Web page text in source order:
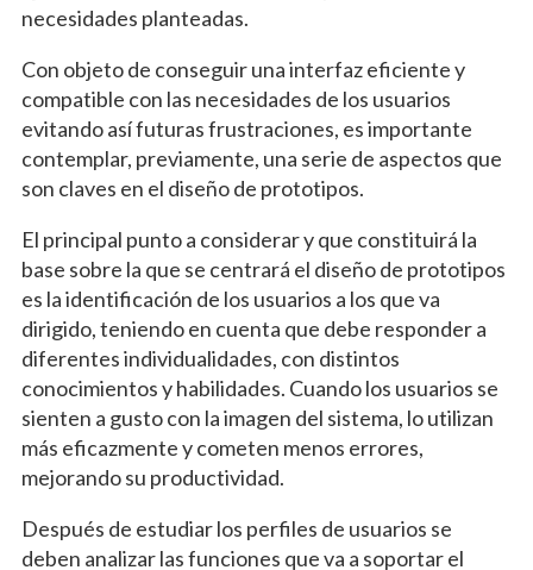
necesidades planteadas.
Con objeto de conseguir una interfaz eficiente y
compatible con las necesidades de los usuarios
evitando así futuras frustraciones, es importante
contemplar, previamente, una serie de aspectos que
son claves en el diseño de prototipos.
El principal punto a considerar y que constituirá la
base sobre la que se centrará el diseño de prototipos
es la identificación de los usuarios a los que va
dirigido, teniendo en cuenta que debe responder a
diferentes individualidades, con distintos
conocimientos y habilidades. Cuando los usuarios se
sienten a gusto con la imagen del sistema, lo utilizan
más eficazmente y cometen menos errores,
mejorando su productividad.
Después de estudiar los perfiles de usuarios se
deben analizar las funciones que va a soportar el